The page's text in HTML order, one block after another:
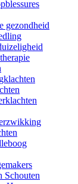
gezondheid
Schouten